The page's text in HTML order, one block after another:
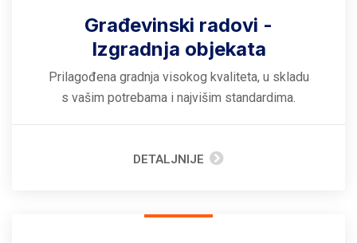
Građevinski radovi -
Izgradnja objekata
Prilagođena gradnja visokog kvaliteta, u skladu
s vašim potrebama i najvišim standardima.
DETALJNIJE